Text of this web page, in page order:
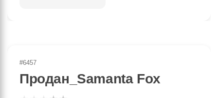
#6457
Продан_Samanta Fox